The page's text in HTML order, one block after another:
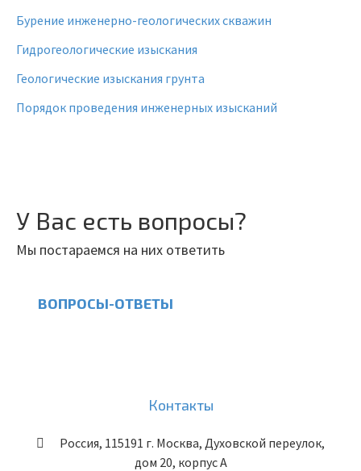
Бурение инженерно-геологических скважин
Гидрогеологические изыскания
Геологические изыскания грунта
Порядок проведения инженерных изысканий
У Вас есть вопросы?
Мы постараемся на них ответить
ВОПРОСЫ-ОТВЕТЫ
Контакты
Россия, 115191 г. Москва, Духовской переулок,
дом 20, корпус А